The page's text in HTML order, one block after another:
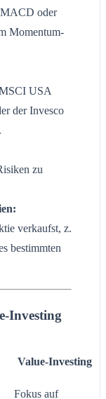
oder
Momentum-
USA
der Invesco
zu
verkaufst, z.
bestimmten
Investing
Value-Investing
Fokus auf